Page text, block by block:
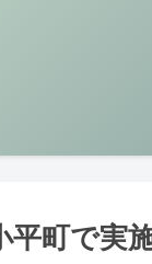
平町で実